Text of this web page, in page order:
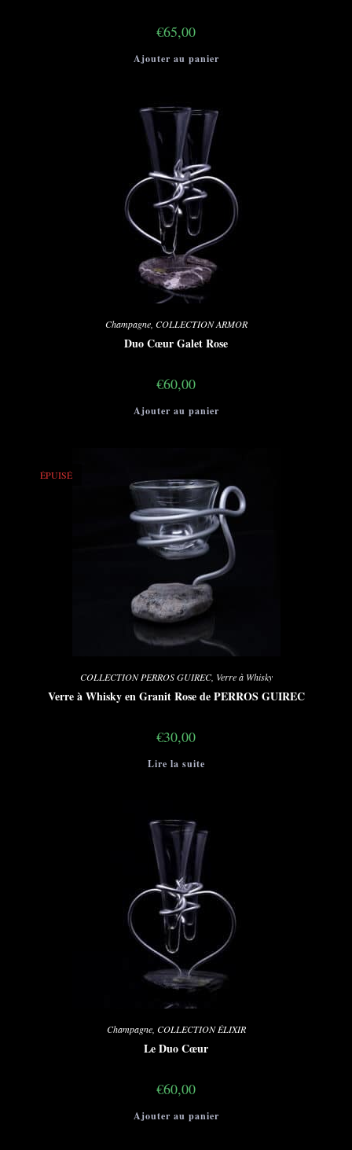
€65,00
Ajouter au panier
Champagne, COLLECTION ARMOR
Duo Cœur Galet Rose
€60,00
Ajouter au panier
ÉPUISÉ
COLLECTION PERROS GUIREC, Verre à Whisky
Verre à Whisky en Granit Rose de PERROS GUIREC
€30,00
Lire la suite
Champagne, COLLECTION ÉLIXIR
Le Duo Cœur
€60,00
Ajouter au panier